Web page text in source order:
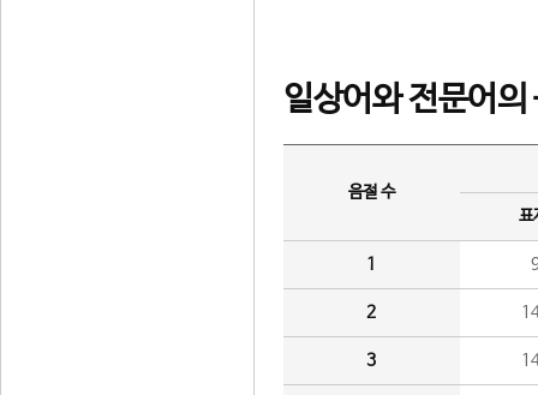
일상어와 전문어의
음절 수
표
1
2
3